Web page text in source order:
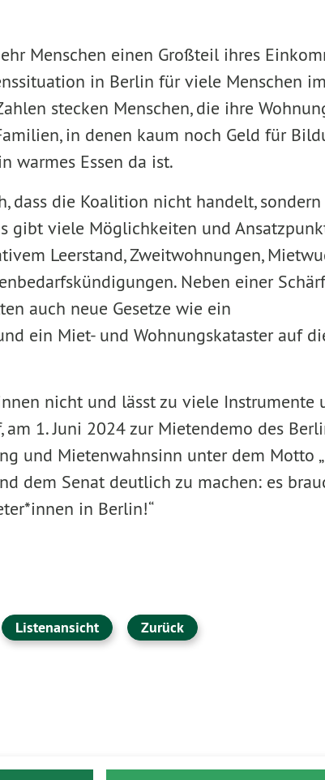
Menschen einen Großteil ihres
in Berlin für viele Menschen
stecken Menschen, die ihre
in denen kaum noch Geld für
warmes Essen da ist.
dass die Koalition nicht handelt,
gibt viele Möglichkeiten und
Leerstand, Zweitwohnungen,
Neben einer
auch neue Gesetze wie ein
ein Miet- und Wohnungskataster auf
nicht und lässt zu viele Instrumente
1. Juni 2024 zur Mietendemo des
und Mietenwahnsinn unter dem Motto
dem Senat deutlich zu machen: es
in Berlin!“
Listenansicht Zurück